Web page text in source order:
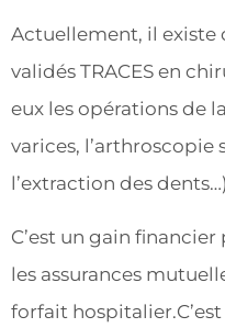
Actuellement, il
validés TRACES en
eux les opérations de
varices, l’arthroscopie
l’extraction des
C’est un gain
les assurances
forfait